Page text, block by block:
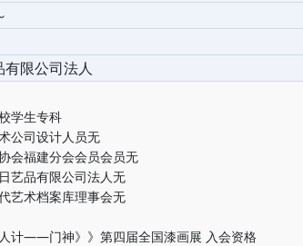
限公司法人
学生专科
公司设计人员无
会福建分会会员会员无
艺品有限公司法人无
艺术档案库理事会无
计——门神》》第四届全国漆画展 入会资格